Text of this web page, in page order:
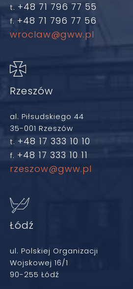
t. +48 71 796 77 55
f. +48 71 796 77 56
wroclaw@gww.pl
Rzeszów
al. Piłsudskiego 44
35-001 Rzeszów
t. +48 17 333 10 10
f. +48 17 333 10 11
rzeszow@gww.pl
Łódź
ul. Polskiej Organizacji
Wojskowej 16/1
90-255 Łódź